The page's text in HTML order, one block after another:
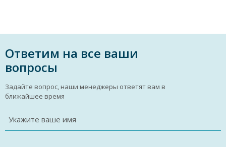
Ответим на все ваши
вопросы
Задайте вопрос, наши менеджеры ответят вам в
ближайшее время
Укажите ваше имя